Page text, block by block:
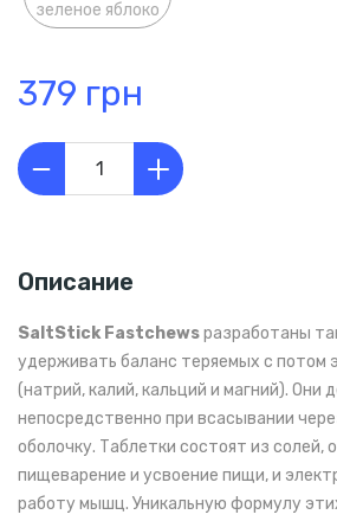
зеленое яблоко
379 грн
Описание
SaltStick Fastchewsразработаны
удерживать баланс теряемых с потом
(натрий, калий, кальций и магний). Они
непосредственно при всасывании
оболочку. Таблетки состоят из солей,
пищеварение и усвоение пищи, и
работу мышц. Уникальную формулу